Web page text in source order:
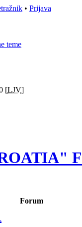
• Prijava
teme
[LJV]
Forum